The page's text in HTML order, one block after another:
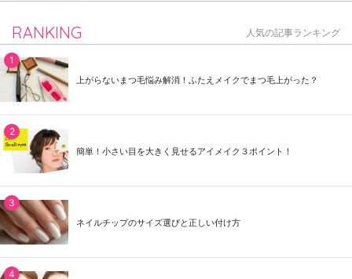
RANKING 人気の記事ランキング
上がらないまつ毛悩み解消！ふたえメイクでまつ毛上がった？
簡単！小さい目を大きく見せるアイメイク３ポイント！
ネイルチップのサイズ選びと正しい付け方